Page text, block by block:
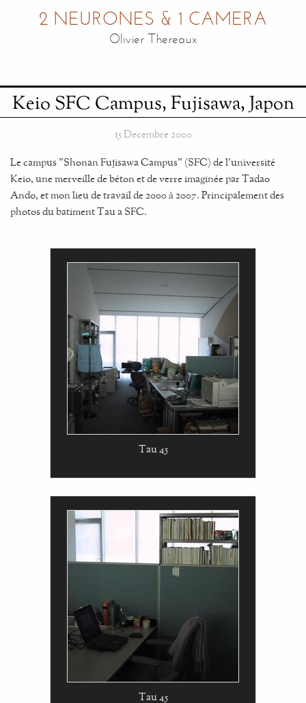
2 NEURONES & 1 CAMERA
Olivier Thereaux
Keio SFC Campus, Fujisawa, Japon
15 Decembre 2000
Le campus "Shonan Fujisawa Campus" (SFC) de l'université
Keio, une merveille de béton et de verre imaginée par Tadao
Ando, et mon lieu de travail de 2000 à 2007. Principalement des
photos du batiment Tau a SFC.
Tau 45
Tau 45